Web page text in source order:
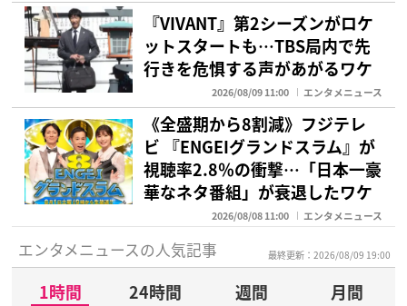
『VIVANT』第2シーズンがロケ
ットスタートも…TBS局内で先
行きを危惧する声があがるワケ
2026/08/09 11:00 エンタメニュース
《全盛期から8割減》フジテレ
ビ 『ENGEIグランドスラム』が
視聴率2.8％の衝撃…「日本一豪
華なネタ番組」が衰退したワケ
2026/08/08 11:00 エンタメニュース
エンタメニュースの人気記事 最終更新：2026/08/09 19:00
1時間 24時間 週間
月間